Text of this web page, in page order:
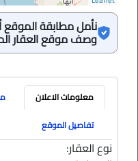
نأمل مطابقة الموقع
وصف موقع العقار
معلومات الاعلان
تفاصيل الموقع
نوع العقار: